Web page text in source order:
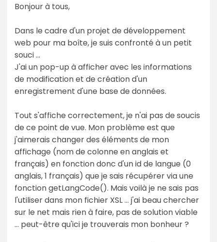
Bonjour à tous,
Dans le cadre d'un projet de développement
web pour ma boîte, je suis confronté à un petit
souci ...
J'ai un pop-up à afficher avec les informations
de modification et de création d'un
enregistrement d'une base de données.
Tout s'affiche correctement, je n'ai pas de soucis
de ce point de vue. Mon problème est que
j'aimerais changer des éléments de mon
affichage (nom de colonne en anglais et
français) en fonction donc d'un id de langue (0
anglais, 1 français) que je sais récupérer via une
fonction getLangCode(). Mais voilà je ne sais pas
l'utiliser dans mon fichier XSL ... j'ai beau chercher
sur le net mais rien à faire, pas de solution viable
... peut-être qu'ici je trouverais mon bonheur ?